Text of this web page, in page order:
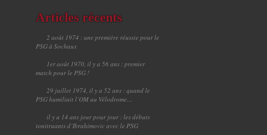
Articles récents
2 août 1974 : une première réussie pour le
PSG à Sochaux
1er août 1970, il y a 56 ans : premier
match pour le PSG !
29 juillet 1974, il y a 52 ans : quand le
PSG humiliait l’OM au Vélodrome…
il y a 14 ans jour pour jour : les débuts
tonitruants d’Ibrahimovic avec le PSG